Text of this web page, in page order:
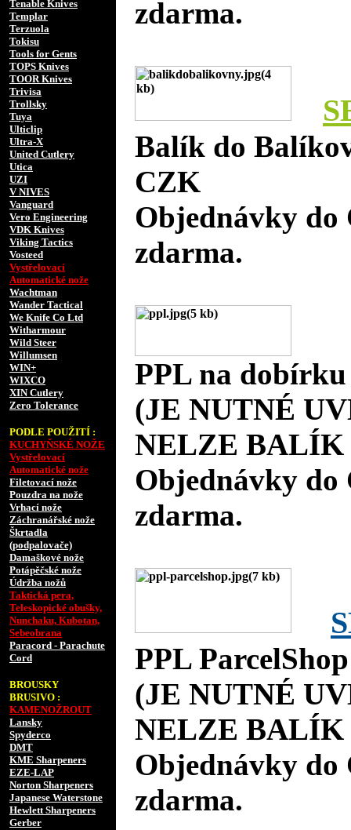
Tenable Knives
Templar
Terzuola
Tokisu
Tools for Gents
TOPS Knives
TOOR Knives
Trivisa
Trollsky
Tuya
Ulticlip
Ultra-X
United Cutlery
Utica
UZI
V NIVES
Vanguard
Vero Engineering
VDK Knives
Viking Tactics
Vosteed
Vystřelovací
Automatické nože
Wachtman
Wander Tactical
We Knife Co Ltd
Witharmour
Wild Steer
Willumsen
WIN+
WIXCO
XIN Cutlery
Zero Tolerance
PODLE POUŽITÍ :
KUCHYŇSKÉ NOŽE
Vystřelovací
Automatické nože
Filetovací nože
Pouzdra na nože
Vrhací nože
Záchranářské nože
Škrtadla
(podpalovače)
Damaškové nože
Potápěčské nože
Údržba nožů
Taktická pera,
Teleskopické obušky,
Nunchaku, Kubotan,
Sebeobrana
Paracord - Parachute
Cord
BROUSKY
BRUSIVO :
KAMENOŽROUT
Lansky
Spyderco
DMT
KME Sharpeners
EZE-LAP
Norton Sharpeners
Japanese Waterstone
Hewlett Sharpeners
Gerber
zdarma.
Balík do
CZK
Objednávky do
zdarma.
PPL na
(JE NUTNÉ
NELZE BALÍK
Objednávky do
zdarma.
PPL
(JE NUTNÉ
NELZE BALÍK
Objednávky do
zdarma.